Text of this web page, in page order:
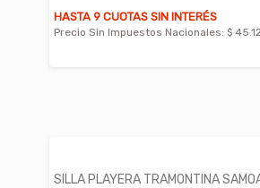
HASTA 9 CUOTAS SIN INTERÉS
Precio Sin Impuestos Nacionales: $
SILLA PLAYERA TRAMONTINA